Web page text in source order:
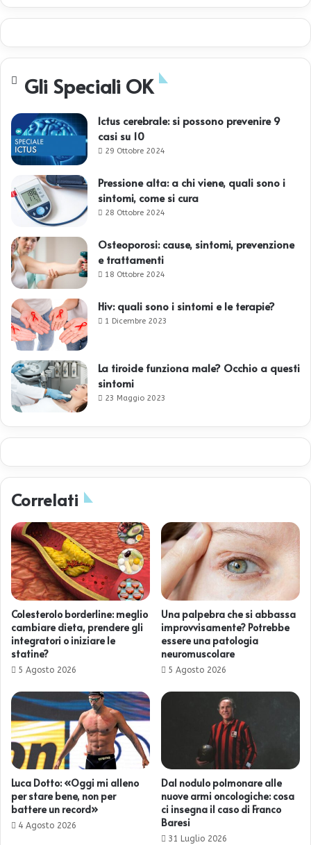
Gli Speciali OK
Ictus cerebrale: si possono prevenire 9
casi su 10
29 Ottobre 2024
Pressione alta: a chi viene, quali sono i
sintomi, come si cura
28 Ottobre 2024
Osteoporosi: cause, sintomi, prevenzione
e trattamenti
18 Ottobre 2024
Hiv: quali sono i sintomi e le terapie?
1 Dicembre 2023
La tiroide funziona male? Occhio a questi
sintomi
23 Maggio 2023
Correlati
Colesterolo borderline: meglio
cambiare dieta, prendere gli
integratori o iniziare le
statine?
5 Agosto 2026
Una palpebra che si abbassa
improvvisamente? Potrebbe
essere una patologia
neuromuscolare
5 Agosto 2026
Luca Dotto: «Oggi mi alleno
per stare bene, non per
battere un record»
4 Agosto 2026
Dal nodulo polmonare alle
nuove armi oncologiche: cosa
ci insegna il caso di Franco
Baresi
31 Luglio 2026